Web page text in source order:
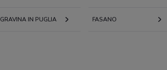
GRAVINA IN PUGLIA FASANO